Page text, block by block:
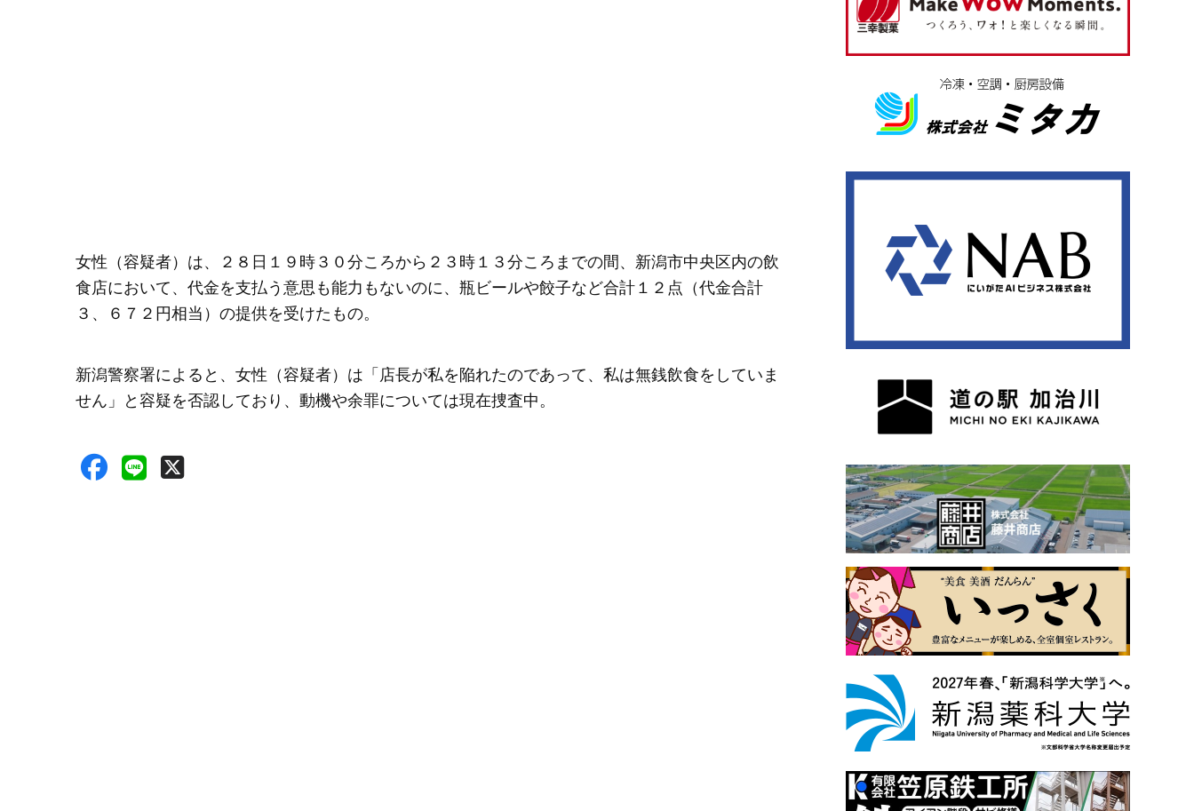
女性（容疑者）は、２８日１９時３０分ころから２３時１３分ころまでの間、新潟市中央区内の飲
食店において、代金を支払う意思も能力もないのに、瓶ビールや餃子など合計１２点（代金合計
３、６７２円相当）の提供を受けたもの。
新潟警察署によると、女性（容疑者）は「店長が私を陥れたのであって、私は無銭飲食をしていま
せん」と容疑を否認しており、動機や余罪については現在捜査中。